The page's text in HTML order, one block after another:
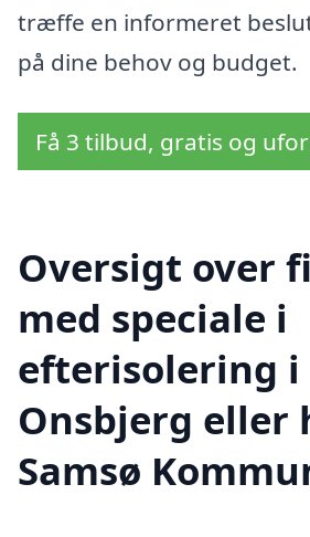
træffe en informeret
på dine behov og budget.
Få 3 tilbud, gratis og
Oversigt over
med speciale i
efterisolering i
Onsbjerg eller
Samsø